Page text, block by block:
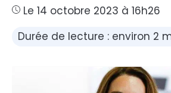
Le 14 octobre 2023 à 16h26
Durée de lecture : environ 2